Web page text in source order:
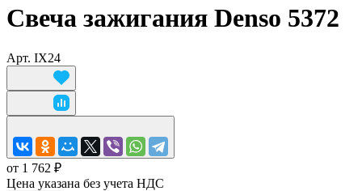
Свеча зажигания Denso 5372
Арт. IX24
от 1 762 ₽
Цена указана без учета НДС